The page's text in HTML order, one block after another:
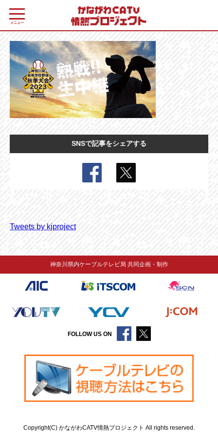
メニュー
SNSで記事をシェアする
Tweets by kjproject
神奈川県内ケーブルテレビ局 共同企画・制作
FOLLOW US ON
Copyright(C) かながわCATV情熱プロジェクト All rights reserved.